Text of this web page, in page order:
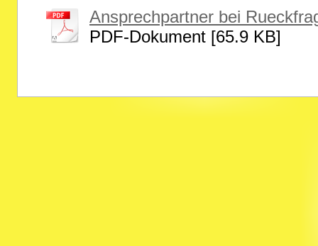
Ansprechpartner bei
PDF-Dokument [65.9 KB]